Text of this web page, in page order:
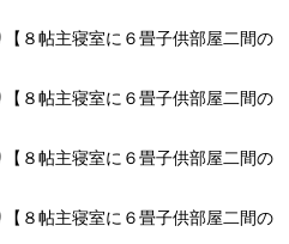
８帖主寝室に６畳子供部屋二間の
８帖主寝室に６畳子供部屋二間の
８帖主寝室に６畳子供部屋二間の
８帖主寝室に６畳子供部屋二間の